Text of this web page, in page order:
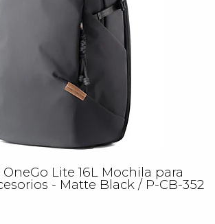
OneGo Lite 16L Mochila para
- Matte Black / P-CB-352